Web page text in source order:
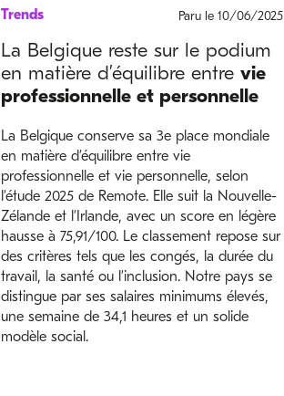
Trends Paru le 10/06/2025
La Belgique reste sur le podium
en matière d’équilibre entre vie
professionnelle et personnelle
La Belgique conserve sa 3e place mondiale
en matière d’équilibre entre vie
professionnelle et vie personnelle, selon
l’étude 2025 de Remote. Elle suit la Nouvelle-
Zélande et l’Irlande, avec un score en légère
hausse à 75,91/100. Le classement repose sur
des critères tels que les congés, la durée du
travail, la santé ou l’inclusion. Notre pays se
distingue par ses salaires minimums élevés,
une semaine de 34,1 heures et un solide
modèle social.